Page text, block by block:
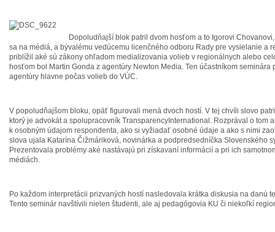
Dopoludňajší blok patril dvom hosťom a to Igorovi
sa na médiá, a bývalému vedúcemu licenčného odboru Rady pre vysielanie a
priblížil aké sú zákony ohľadom medializovania volieb v regionálnych alebo
hosťom bol Martin Gonda z agentúry Newton Media. Ten účastníkom seminára
agentúry hlavne počas volieb do VÚC.
V popoludňajšom bloku, opäť figurovali mená dvoch hostí. V tej chvíli slovo
ktorý je advokát a spolupracovník TransparencyInternational. Rozprával o tom
k osobným údajom respondenta, ako si vyžiadať osobné údaje a ako s nimi
slova ujala Katarína Čižmáriková, novinárka a podpredsedníčka Slovenského
Prezentovala problémy aké nastávajú pri získavaní informácií a pri ich
médiách.
Po každom interpretácii prizvaných hostí nasledovala krátka diskusia na danú
Tento seminár navštívili nielen študenti, ale aj pedagógovia KU či niekoľkí